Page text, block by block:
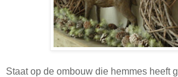
Staat op de ombouw die hemmes heeft